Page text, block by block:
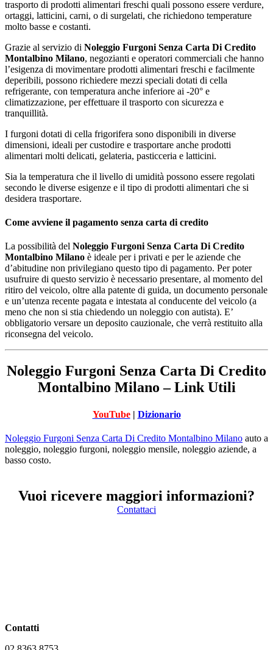
trasporto di prodotti alimentari freschi quali possono essere verdure,
ortaggi, latticini, carni, o di surgelati, che richiedono temperature
molto basse e costanti.
Grazie al servizio di Noleggio Furgoni Senza Carta Di Credito
Montalbino Milano, negozianti e operatori commerciali che hanno
l’esigenza di movimentare prodotti alimentari freschi e facilmente
deperibili, possono richiedere mezzi speciali dotati di cella
refrigerante, con temperatura anche inferiore ai -20° e
climatizzazione, per effettuare il trasporto con sicurezza e
tranquillità.
I furgoni dotati di cella frigorifera sono disponibili in diverse
dimensioni, ideali per custodire e trasportare anche prodotti
alimentari molti delicati, gelateria, pasticceria e latticini.
Sia la temperatura che il livello di umidità possono essere regolati
secondo le diverse esigenze e il tipo di prodotti alimentari che si
desidera trasportare.
Come avviene il pagamento senza carta di credito
La possibilità del Noleggio Furgoni Senza Carta Di Credito
Montalbino Milano è ideale per i privati e per le aziende che
d’abitudine non privilegiano questo tipo di pagamento. Per poter
usufruire di questo servizio è necessario presentare, al momento del
ritiro del veicolo, oltre alla patente di guida, un documento personale
e un’utenza recente pagata e intestata al conducente del veicolo (a
meno che non si stia chiedendo un noleggio con autista). E’
obbligatorio versare un deposito cauzionale, che verrà restituito alla
riconsegna del veicolo.
Noleggio Furgoni Senza Carta Di Credito
Montalbino Milano – Link Utili
YouTube| Dizionario
Noleggio Furgoni Senza Carta Di Credito Montalbino Milano auto a
noleggio, noleggio furgoni, noleggio mensile, noleggio aziende, a
basso costo.
Vuoi ricevere maggiori informazioni?
Contattaci
Contatti